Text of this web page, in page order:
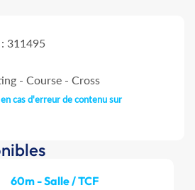
: 311495
- Course - Cross
cas d'erreur de contenu sur
60m - Salle / TCF